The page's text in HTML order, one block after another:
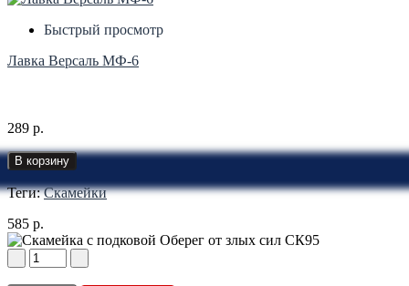
Быстрый просмотр
Лавка Версаль МФ-6
289 р.
В корзину
Теги:Скамейки
585 р.